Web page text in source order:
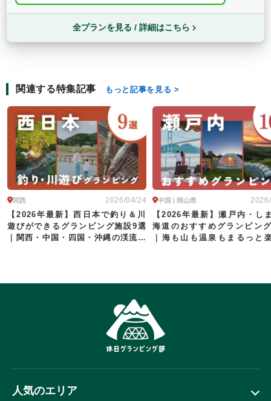
全プランを見る / 詳細はこちら
関連する特集記事 もっと記事を見る
2026/04/24
関西
【2026年最新】西日本で釣り＆川
遊びができるグランピング施設9選
｜関西・中国・四国・沖縄の渓流〜
中国 | 岡山県
【2026年最新】瀬戸内・し
海道のおすすめグランピン
｜海も山も温泉もまるっと
人気のエリア